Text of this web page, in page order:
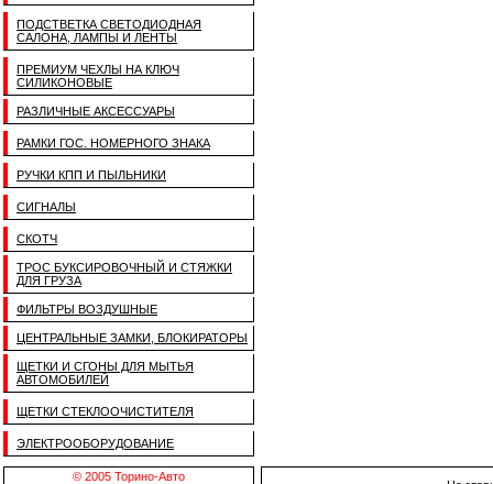
ПОДСТВЕТКА СВЕТОДИОДНАЯ
САЛОНА, ЛАМПЫ И ЛЕНТЫ
ПРЕМИУМ ЧЕХЛЫ НА КЛЮЧ
СИЛИКОНОВЫЕ
РАЗЛИЧНЫЕ АКСЕССУАРЫ
РАМКИ ГОС. НОМЕРНОГО ЗНАКА
РУЧКИ КПП И ПЫЛЬНИКИ
СИГНАЛЫ
СКОТЧ
ТРОС БУКСИРОВОЧНЫЙ И СТЯЖКИ
ДЛЯ ГРУЗА
ФИЛЬТРЫ ВОЗДУШНЫЕ
ЦЕНТРАЛЬНЫЕ ЗАМКИ, БЛОКИРАТОРЫ
ЩЕТКИ И СГОНЫ ДЛЯ МЫТЬЯ
АВТОМОБИЛЕЙ
ЩЕТКИ СТЕКЛООЧИСТИТЕЛЯ
ЭЛЕКТРООБОРУДОВАНИЕ
© 2005 Торино-Авто